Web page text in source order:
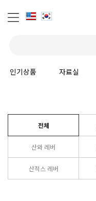
인기상품 자료실
전체
산와 레버
산적스 레버